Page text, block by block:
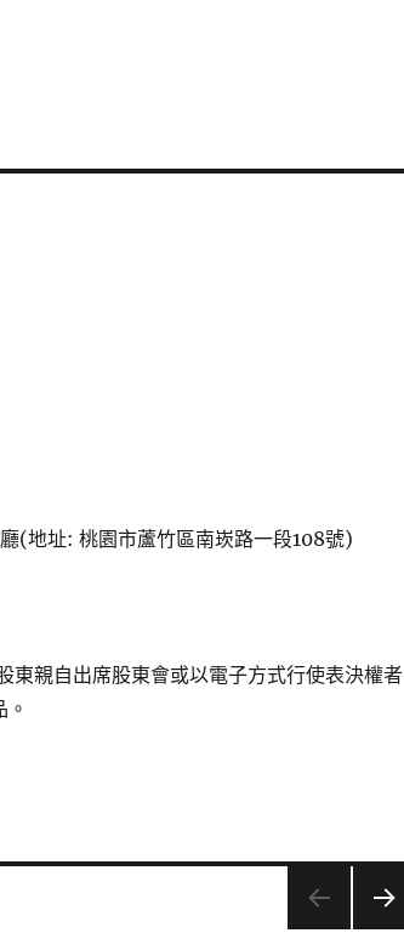
(地址: 桃園市蘆竹區南崁路一段108號)
東親自出席股東會或以電子方式行使表決權者